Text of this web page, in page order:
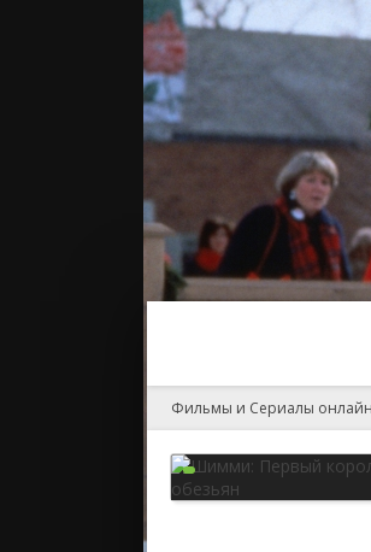
Фильмы и Сериалы онлайн